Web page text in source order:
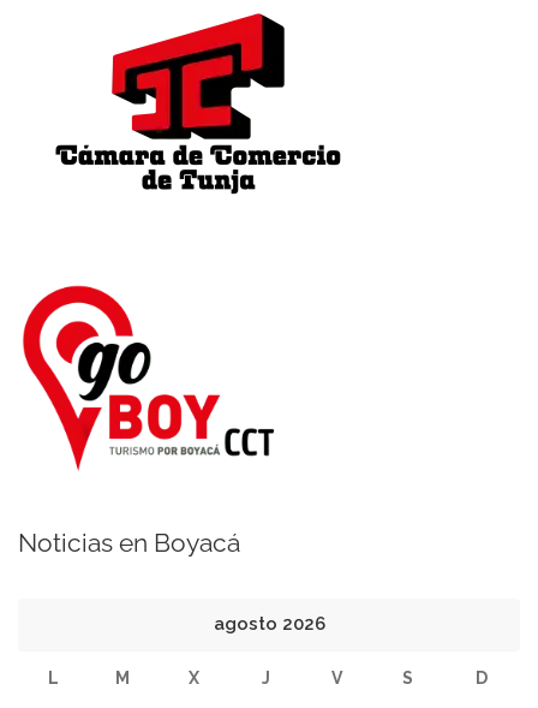
Noticias en Boyacá
agosto 2026
L M X J V S D